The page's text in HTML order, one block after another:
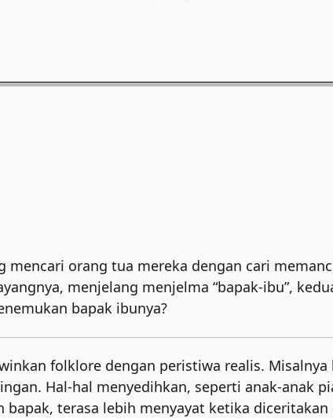
orang tua mereka dengan cari
menjelang menjelma “bapak-ibu”,
bapak ibunya?
folklore dengan peristiwa realis.
Hal-hal menyedihkan, seperti anak-anak
terasa lebih menyayat ketika